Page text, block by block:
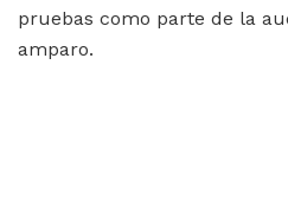
pruebas como parte de la
amparo.